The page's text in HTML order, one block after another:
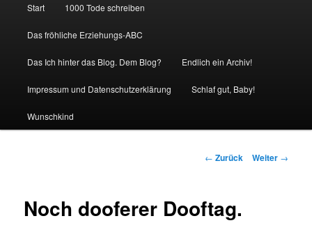
Start 1000 Tode schreiben
Das fröhliche Erziehungs-ABC
Das Ich hinter das Blog. Dem Blog? Endlich ein Archiv!
Impressum und Datenschutzerklärung Schlaf gut, Baby!
Wunschkind
Beitrags-
← Zurück Weiter →
Noch dooferer Dooftag.